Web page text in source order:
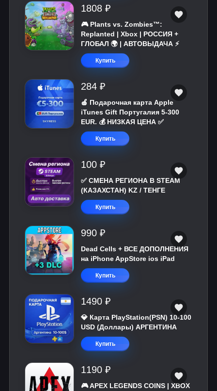
1808 ₽
🎮 Plants vs. Zombies™:
Replanted | Xbox | РОССИЯ +
ГЛОБАЛ 🌍 | АВТОВЫДАЧА ⚡
Купить
284 ₽
🍎 Подарочная карта Apple
iTunes Gift Португалия 5-300
EUR. 💰 НИЗКАЯ ЦЕНА ✅
Купить
100 ₽
✅ СМЕНА РЕГИОНА В STEAM
(КАЗАХСТАН) KZ / ТЕНГЕ
Купить
990 ₽
Dead Cells + ВСЕ ДОПОЛНЕНИЯ
на iPhone AppStore ios iPad
Купить
1490 ₽
💎 Карта PlayStation(PSN) 10-100
USD (Доллары) АРГЕНТИНА
Купить
1190 ₽
🎮 APEX LEGENDS COINS | XBOX